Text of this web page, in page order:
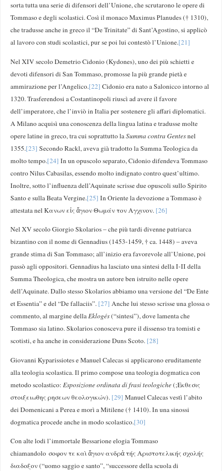
sorta tutta una serie di difensori dell’Unione, che scrutarono le opere di
Tommaso e degli scolastici. Così il monaco Maximus Planudes († 1310),
che tradusse anche in greco il “De Trinitate” di Sant’Agostino, si applicò
al lavoro con studi scolastici, pur se poi lui contestò l’Unione.[21]
Nel XIV secolo Demetrio Cidonio (Kydones), uno dei più schietti e
devoti difensori di San Tommaso, promosse la più grande pietà e
ammirazione per l’Angelico.[22] Cidonio era nato a Salonicco intorno al
1320. Trasferendosi a Costantinopoli riuscì ad avere il favore
dell’imperatore, che l’inviò in Italia per sostenere gli affari diplomatici.
A Milano acquisì una conoscenza della lingua latina e tradusse molte
opere latine in greco, tra cui soprattutto laSumma contra Gentesnel
1355.[23] Secondo Rackl, aveva già tradotto la Summa Teologica da
molto tempo.[24] In un opuscolo separato, Cidonio difendeva Tommaso
contro Nilus Cabasilas, essendo molto indignato contro quest’ultimo.
Inoltre, sotto l’influenza dell’Aquinate scrisse due opuscoli sullo Spirito
Santo e sulla Beata Vergine.[25] In Oriente la devozione a Tommaso è
attestata nel Κανων εἰς ἅγιον Θωμάν τον Αγχινον. [26]
Nel XV secolo Giorgio Skolarios – che più tardi divenne patriarca
bizantino con il nome di Gennadius (1453-1459, † ca. 1448) – aveva
grande stima di San Tommaso; all’inizio era favorevole all’Unione, poi
passò agli oppositori. Gennadius ha lasciato una sintesi della I-II della
Summa Theologica, che mostra un autore ben istruito nelle opere
dell’Aquinate. Dallo stesso Skolarios abbiamo una versione del “De Ente
et Essentia” e del “De fallaciis”. [27] Anche lui stesso scrisse una glossa o
commento, al margine dellaEklogés(“sintesi”), dove lamenta che
Tommaso sia latino. Skolarios conosceva pure il dissenso tra tomisti e
scotisti, e ha anche in considerazione Duns Scoto. [28]
Giovanni Kyparissiotes e Manuel Calecas si applicarono eruditamente
alla teologia scolastica. Il primo compose una teologia dogmatica con
metodo scolastico: Esposizione ordinata di frasi teologiche(;Εκθεσις
στοιξειωθης ρησεων θεολογικών). [29] Manuel Calecas vestì l’abito
dei Domenicani a Perea e morì a Mitilene († 1410). In una sinossi
dogmatica procede anche in modo scolastico.[30]
Con alte lodi l’immortale Bessarione elogia Tommaso
chiamandolo σοφον τε καὶ ἅγιον ανδρἁ τής Αριστοτελικής σχολής
διαδοξον (“uomo saggio e santo”, “successore della scuola di